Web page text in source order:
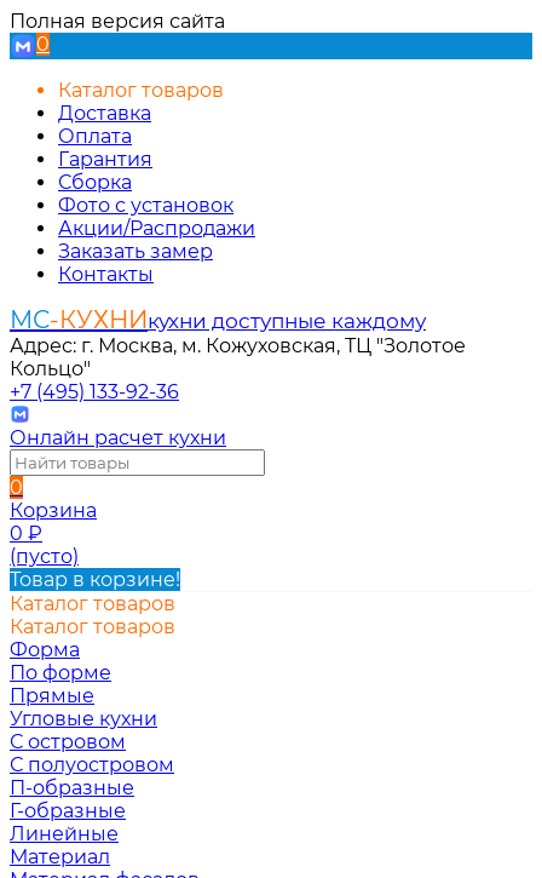
Полная версия сайта
0
Каталог товаров
Доставка
Оплата
Гарантия
Сборка
Фото с установок
Акции/Распродажи
Заказать замер
Контакты
МС-КУХНИкухни доступные каждому
Адрес: г. Москва, м. Кожуховская, ТЦ "Золотое
Кольцо"
+7 (495) 133-92-36
Онлайн расчет кухни
0
Корзина
0 ₽
(пусто)
Товар в корзине!
Каталог товаров
Каталог товаров
Форма
По форме
Прямые
Угловые кухни
С островом
С полуостровом
П-образные
Г-образные
Линейные
Материал